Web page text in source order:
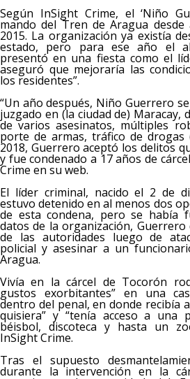
Según InSight Crime, el ‘Niño
mando del Tren de Aragua desde
2015. La organización ya existía
estado, pero para ese año el
presentó en una fiesta como el
aseguró que mejoraría las
los residentes”.
“Un año después, Niño Guerrero
juzgado en (la ciudad de) Maracay,
de varios asesinatos, múltiples
porte de armas, tráfico de
2018, Guerrero aceptó los delitos
y fue condenado a 17 años de
Crime en su web.
El líder criminal, nacido el 2 de
estuvo detenido en al menos dos
de esta condena, pero se había
datos de la organización,
de las autoridades luego de
policial y asesinar a un
Aragua.
Vivía en la cárcel de Tocorón
gustos exorbitantes” en una
dentro del penal, en donde recibía
quisiera” y “tenía acceso a una
béisbol, discoteca y hasta un
InSight Crime.
Tras el supuesto
durante la intervención en la